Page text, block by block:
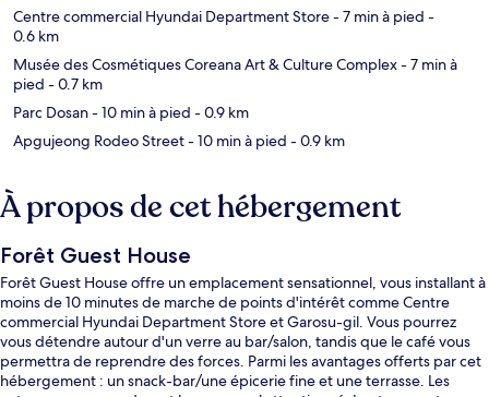
Centre commercial Hyundai Department Store- 7 min à pied -
0.6 km
Musée des Cosmétiques Coreana Art & Culture Complex- 7 min à
pied - 0.7 km
Parc Dosan- 10 min à pied - 0.9 km
Apgujeong Rodeo Street- 10 min à pied - 0.9 km
À propos de cet hébergement
Forêt Guest House
Forêt Guest House offre un emplacement sensationnel, vous installant à
moins de 10 minutes de marche de points d'intérêt comme Centre
commercial Hyundai Department Store et Garosu-gil. Vous pourrez
vous détendre autour d'un verre au bar/salon, tandis que le café vous
permettra de reprendre des forces. Parmi les avantages offerts par cet
hébergement : un snack-bar/une épicerie fine et une terrasse. Les